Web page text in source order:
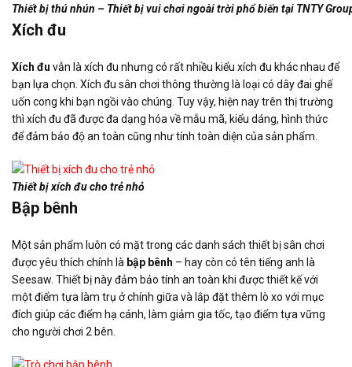
Thiết bị thú nhún – Thiết bị vui chơi ngoài trời phổ biến tại TNTY
Xích đu
Xích đu vẫn là xích đu nhưng có rất nhiều kiểu xích đu khác nhau để
bạn lựa chọn. Xích đu sân chơi thông thường là loại có dây đai ghế
uốn cong khi bạn ngồi vào chúng. Tuy vậy, hiện nay trên thị trường
thì xích đu đã được đa dạng hóa về mẫu mã, kiểu dáng, hình thức
để đảm bảo độ an toàn cũng như tính toàn diện của sản phẩm.
Thiết bị xích đu cho trẻ nhỏ
Bập bênh
Một sản phẩm luôn có mặt trong các danh sách thiết bị sân chơi
được yêu thích chính là bập bênh – hay còn có tên tiếng anh là
Seesaw. Thiết bị này đảm bảo tính an toàn khi được thiết kế với
một điểm tựa làm trụ ở chính giữa và lắp đặt thêm lò xo với mục
đích giúp các điểm hạ cánh, làm giảm gia tốc, tạo điểm tựa vững
cho người chơi 2 bên.